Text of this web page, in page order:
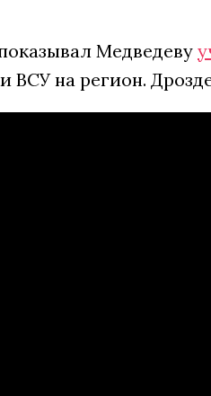
Медведеву
ВСУ на регион.